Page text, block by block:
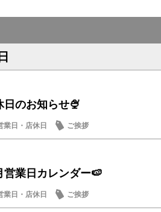
日のお知らせ🍨
業日・店休日 ご挨拶
営業日カレンダー🍉
業日・店休日 ご挨拶